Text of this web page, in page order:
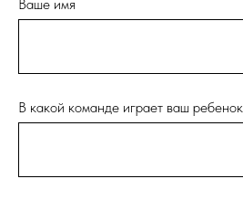
Ваше имя
В какой команде играет ваш ребенок